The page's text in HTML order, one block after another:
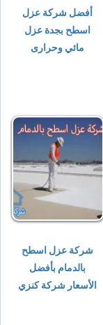
أفضل شركة عزل
اسطح بجدة عزل
مائي وحرارى
شركة عزل اسطح
بالدمام بأفضل
الأسعار شركة كنزي